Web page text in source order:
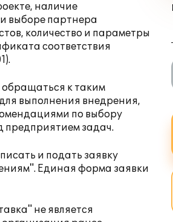
наличие
выборе партнера
количество и параметры
соответствия
к таким
выполнения внедрения,
по выбору
предприятием задач.
и подать заявку
Единая форма заявки
не является